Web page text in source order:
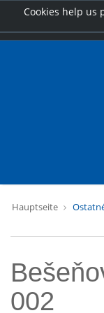
Cookies help us
Hauptseite
002